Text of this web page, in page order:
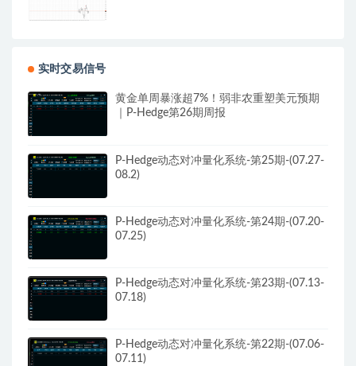
实时交易信号
黄金单周暴涨超7%！弱非农重塑美元预期
｜P-Hedge第26期周报
P-Hedge动态对冲量化系统-第25期-(07.27-
08.2)
P-Hedge动态对冲量化系统-第24期-(07.20-
07.25)
P-Hedge动态对冲量化系统-第23期-(07.13-
07.18)
P-Hedge动态对冲量化系统-第22期-(07.06-
07.11)